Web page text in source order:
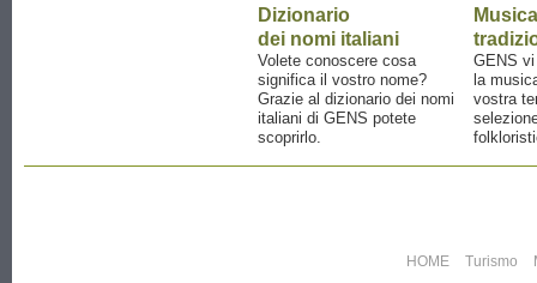
Dizionario
dei nomi italiani
Volete conoscere cosa
significa il vostro nome?
Grazie al dizionario dei nomi
italiani di GENS potete
scoprirlo.
Musica
GENS
la
vostra
HOME Turismo